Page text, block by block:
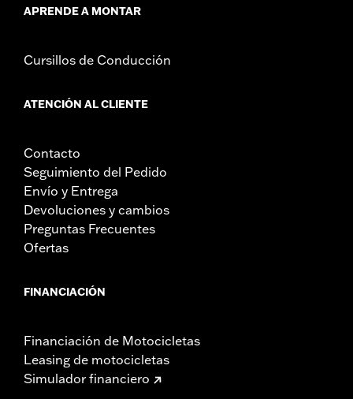
APRENDE A MONTAR
Cursillos de Conducción
ATENCIÓN AL CLIENTE
Contacto
Seguimiento del Pedido
Envío y Entrega
Devoluciones y cambios
Preguntas Frecuentes
Ofertas
FINANCIACIÓN
Financiación de Motocicletas
Leasing de motocicletas
Simulador financiero